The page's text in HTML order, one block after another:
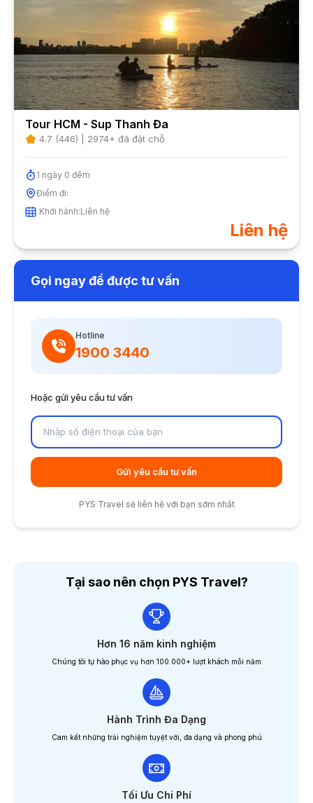
Tour HCM - Sup Thanh Đa
4.7 (446) | 2974+ đã đặt chỗ
1 ngày 0 đêm
Điểm đi:
Khởi hành:Liên hệ
Liên hệ
Gọi ngay để được tư vấn
Hotline
1900 3440
Hoặc gửi yêu cầu tư vấn
Gửi yêu cầu tư vấn
PYS Travel sẽ liên hệ với bạn sớm nhất
Tại sao nên chọn PYS Travel?
Hơn 16 năm kinh nghiệm
Chúng tôi tự hào phục vụ hơn 100.000+ lượt khách mỗi năm
Hành Trình Đa Dạng
Cam kết những trải nghiệm tuyệt vời, đa dạng và phong phú
Tối Ưu Chi Phí